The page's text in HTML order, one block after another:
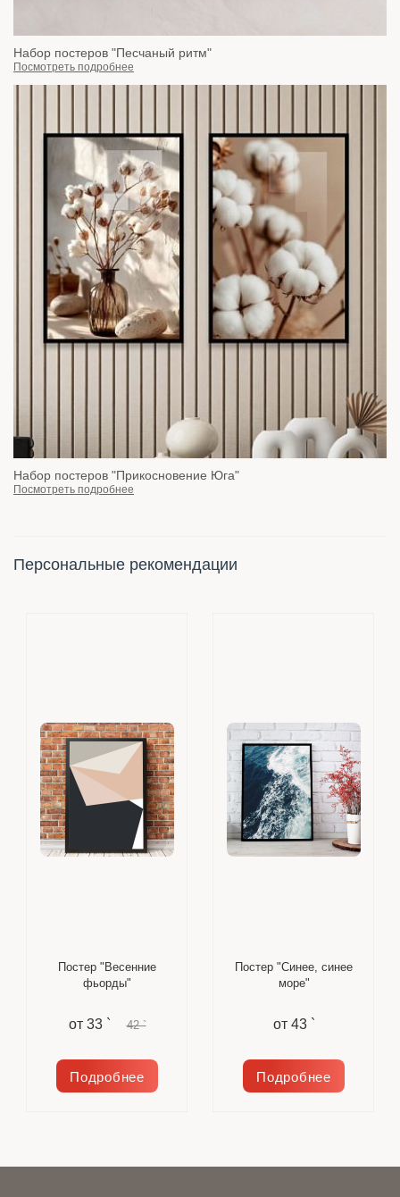
Набор постеров "Песчаный ритм"
Посмотреть подробнее
Набор постеров "Прикосновение Юга"
Посмотреть подробнее
Персональные рекомендации
Постер "Весенние
фьорды"
от 33 ` 42 `
Подробнее
Постер "Синее, синее
море"
от 43 `
Подробнее